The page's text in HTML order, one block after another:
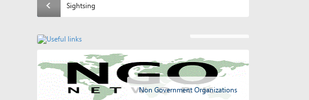
Sightsing
Non Government Organizations